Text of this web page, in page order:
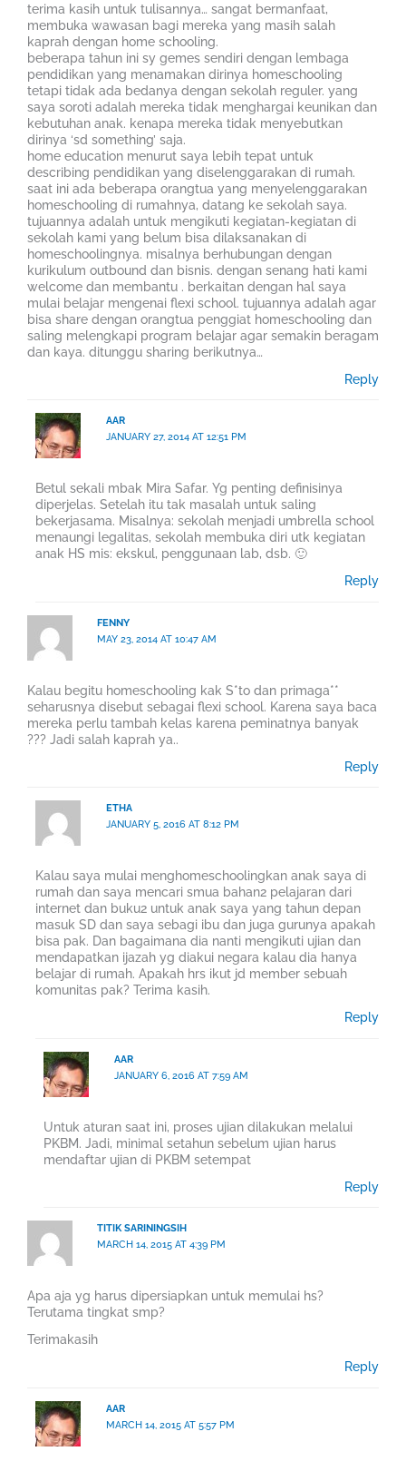
terima kasih untuk tulisannya… sangat bermanfaat,
membuka wawasan bagi mereka yang masih salah
kaprah dengan home schooling.
beberapa tahun ini sy gemes sendiri dengan lembaga
pendidikan yang menamakan dirinya homeschooling
tetapi tidak ada bedanya dengan sekolah reguler. yang
saya soroti adalah mereka tidak menghargai keunikan dan
kebutuhan anak. kenapa mereka tidak menyebutkan
dirinya ‘sd something’ saja.
home education menurut saya lebih tepat untuk
describing pendidikan yang diselenggarakan di rumah.
saat ini ada beberapa orangtua yang menyelenggarakan
homeschooling di rumahnya, datang ke sekolah saya.
tujuannya adalah untuk mengikuti kegiatan-kegiatan di
sekolah kami yang belum bisa dilaksanakan di
homeschoolingnya. misalnya berhubungan dengan
kurikulum outbound dan bisnis. dengan senang hati kami
welcome dan membantu . berkaitan dengan hal saya
mulai belajar mengenai flexi school. tujuannya adalah agar
bisa share dengan orangtua penggiat homeschooling dan
saling melengkapi program belajar agar semakin beragam
dan kaya. ditunggu sharing berikutnya…
Reply
AAR
JANUARY 27, 2014 AT 12:51 PM
Betul sekali mbak Mira Safar. Yg penting definisinya
diperjelas. Setelah itu tak masalah untuk saling
bekerjasama. Misalnya: sekolah menjadi umbrella school
menaungi legalitas, sekolah membuka diri utk kegiatan
anak HS mis: ekskul, penggunaan lab, dsb. 🙂
Reply
FENNY
MAY 23, 2014 AT 10:47 AM
Kalau begitu homeschooling kak S*to dan primaga**
seharusnya disebut sebagai flexi school. Karena saya baca
mereka perlu tambah kelas karena peminatnya banyak
??? Jadi salah kaprah ya..
Reply
ETHA
JANUARY 5, 2016 AT 8:12 PM
Kalau saya mulai menghomeschoolingkan anak saya di
rumah dan saya mencari smua bahan2 pelajaran dari
internet dan buku2 untuk anak saya yang tahun depan
masuk SD dan saya sebagi ibu dan juga gurunya apakah
bisa pak. Dan bagaimana dia nanti mengikuti ujian dan
mendapatkan ijazah yg diakui negara kalau dia hanya
belajar di rumah. Apakah hrs ikut jd member sebuah
komunitas pak? Terima kasih.
Reply
AAR
JANUARY 6, 2016 AT 7:59 AM
Untuk aturan saat ini, proses ujian dilakukan melalui
PKBM. Jadi, minimal setahun sebelum ujian harus
mendaftar ujian di PKBM setempat
Reply
TITIK SARININGSIH
MARCH 14, 2015 AT 4:39 PM
Apa aja yg harus dipersiapkan untuk memulai hs?
Terutama tingkat smp?
Terimakasih
Reply
AAR
MARCH 14, 2015 AT 5:57 PM